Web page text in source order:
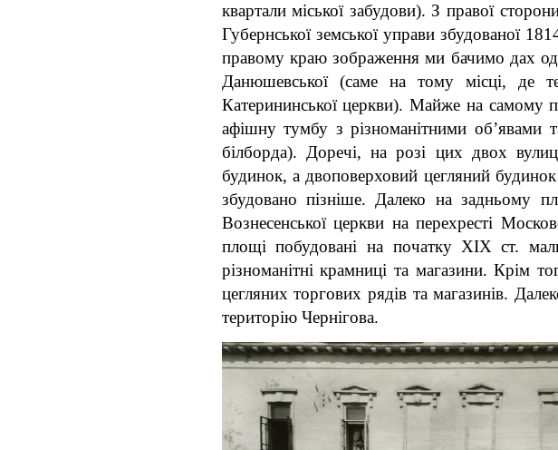
квартали міської забудови). З правої
Губернської земської управи збудованої
правому краю зображення ми бачимо дах
Данюшевської (саме на тому місці, де
Катерининської церкви). Майже на самому
афішну тумбу з різноманітними об’явами
білборда). Доречі, на розі цих двох
будинок, а двоповерховий цегляний
збудовано пізніше. Далеко на задньому
Вознесенської церкви на перехресті
площі побудовані на початкуXIX ст.
різноманітні крамниці та магазини. Крім
цегляних торгових рядів та магазинів.
територію Чернігова.